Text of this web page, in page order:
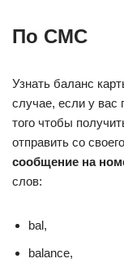
По СМС
Узнать баланс
случае, если у вас
того чтобы
отправить со
сообщение на
слов:
bal,
balance,